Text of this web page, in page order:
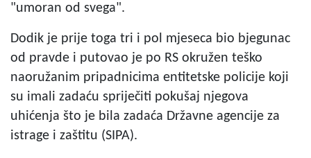
"umoran od svega".
Dodik je prije toga tri i pol mjeseca bio bjegunac
od pravde i putovao je po RS okružen teško
naoružanim pripadnicima entitetske policije koji
su imali zadaću spriječiti pokušaj njegova
uhićenja što je bila zadaća Državne agencije za
istrage i zaštitu (SIPA).